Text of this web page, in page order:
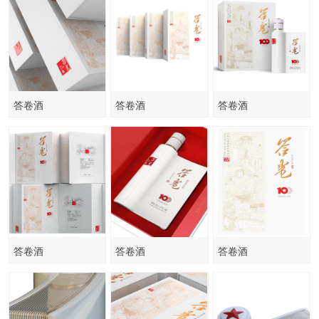
答卷酒 答卷酒 答卷酒
答卷酒 答卷酒 答卷酒